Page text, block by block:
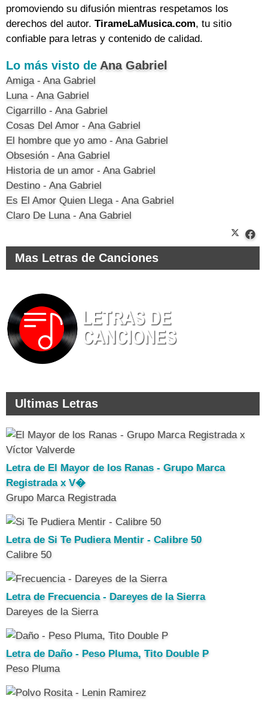
promoviendo su difusión mientras respetamos los
derechos del autor. TirameLaMusica.com, tu sitio
confiable para letras y contenido de calidad.
Lo más visto de Ana Gabriel
Amiga - Ana Gabriel
Luna - Ana Gabriel
Cigarrillo - Ana Gabriel
Cosas Del Amor - Ana Gabriel
El hombre que yo amo - Ana Gabriel
Obsesión - Ana Gabriel
Historia de un amor - Ana Gabriel
Destino - Ana Gabriel
Es El Amor Quien Llega - Ana Gabriel
Claro De Luna - Ana Gabriel
Mas Letras de Canciones
Ultimas Letras
Letra de El Mayor de los Ranas - Grupo Marca
Registrada x V�
Grupo Marca Registrada
Letra de Si Te Pudiera Mentir - Calibre 50
Calibre 50
Letra de Frecuencia - Dareyes de la Sierra
Dareyes de la Sierra
Letra de Daño - Peso Pluma, Tito Double P
Peso Pluma